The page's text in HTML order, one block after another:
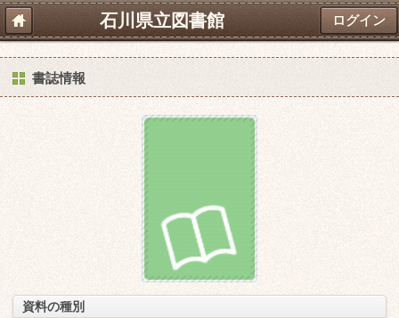
石川県立図書館 ログイン
書誌情報
資料の種別